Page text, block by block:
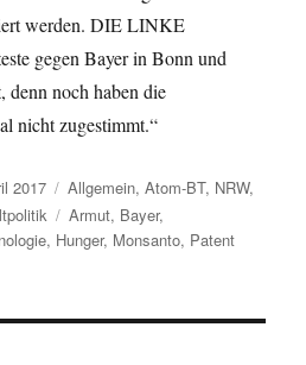
werden. DIE LINKE
gegen Bayer in Bonn und
denn noch haben die
nicht zugestimmt.“
2017 Kategorien
Allgemein,Atom-BT, NRW,
Schlagwörter
Armut, Bayer,
, Hunger, Monsanto, Patent